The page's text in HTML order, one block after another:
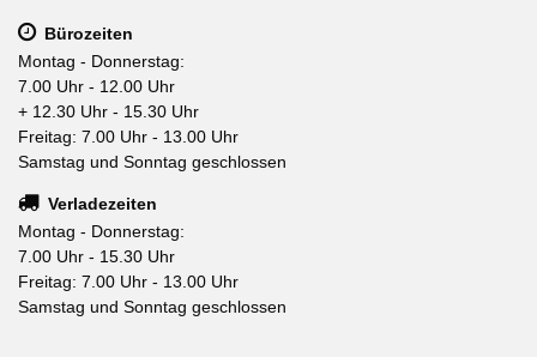
Bürozeiten
Montag - Donnerstag:
7.00 Uhr - 12.00 Uhr
+ 12.30 Uhr - 15.30 Uhr
Freitag: 7.00 Uhr - 13.00 Uhr
Samstag und Sonntag geschlossen
Verladezeiten
Montag - Donnerstag:
7.00 Uhr - 15.30 Uhr
Freitag: 7.00 Uhr - 13.00 Uhr
Samstag und Sonntag geschlossen